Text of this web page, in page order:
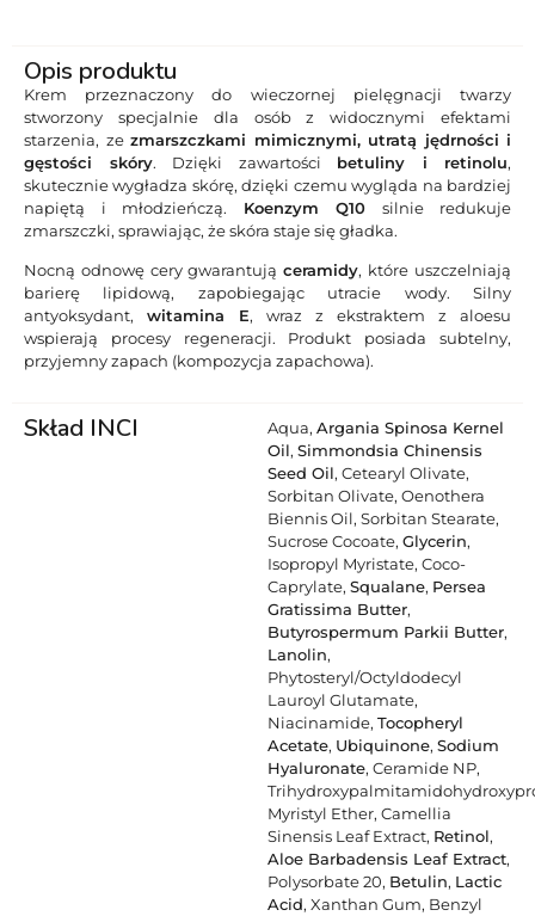
Opis produktu
Krem przeznaczony do wieczornej pielęgnacji twarzy
stworzony specjalnie dla osób z widocznymi efektami
starzenia, ze zmarszczkami mimicznymi, utratą jędrności i
gęstości skóry. Dzięki zawartości betuliny i retinolu,
skutecznie wygładza skórę, dzięki czemu wygląda na bardziej
napiętą i młodzieńczą. Koenzym Q10 silnie redukuje
zmarszczki, sprawiając, że skóra staje się gładka.
Nocną odnowę cery gwarantująceramidy, które uszczelniają
barierę lipidową, zapobiegając utracie wody. Silny
antyoksydant, witamina E, wraz z ekstraktem z aloesu
wspierają procesy regeneracji. Produkt posiada subtelny,
przyjemny zapach (kompozycja zapachowa).
Skład INCI Aqua, Argania Spinosa Kernel
Oil, Simmondsia Chinensis
Seed Oil, Cetearyl Olivate,
Sorbitan Olivate, Oenothera
Biennis Oil, Sorbitan Stearate,
Sucrose Cocoate, Glycerin,
Isopropyl Myristate, Coco-
Caprylate, Squalane, Persea
Gratissima Butter,
Butyrospermum Parkii Butter,
Lanolin,
Phytosteryl/Octyldodecyl
Lauroyl Glutamate,
Niacinamide, Tocopheryl
Acetate, Ubiquinone, Sodium
Hyaluronate, Ceramide NP,
Myristyl Ether, Camellia
Sinensis Leaf Extract, Retinol,
Aloe Barbadensis Leaf Extract,
Polysorbate 20, Betulin, Lactic
Acid, Xanthan Gum, Benzyl